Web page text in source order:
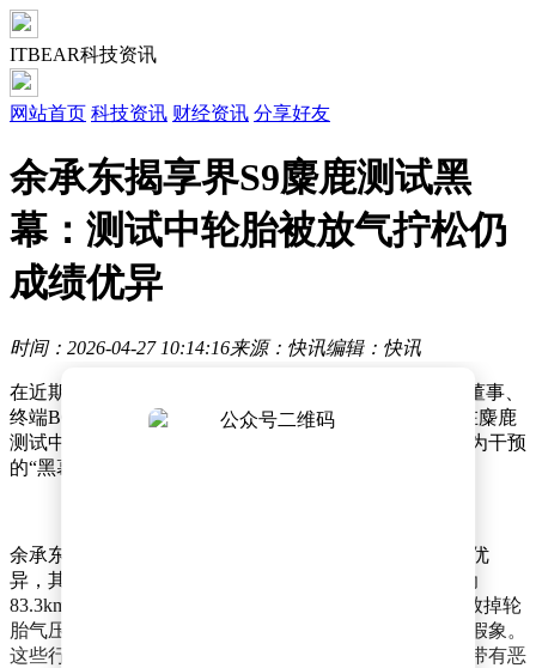
ITBEAR科技资讯
网站首页 科技资讯 财经资讯 分享好友
余承东揭享界S9麋鹿测试黑
幕：测试中轮胎被放气拧松仍
成绩优异
时间：2026-04-27 10:14:16来源：快讯编辑：快讯
在近期举办的“鸿蒙智行会客厅”直播活动中，华为常务董事、
终端BG董事长余承东首次公开回应了享界S9系列车型在麋鹿
测试中遭遇的争议事件。他直言，部分测试视频存在人为干预
的“黑幕”，严重影响了测试结果的公正性。
余承东透露，享界S9系列车型的麋鹿测试成绩实际非常优
异，其中享界S9的测试成绩达到84.1km/h，享界S9T则为
83.3km/h。然而，部分网络视频中，测试人员通过故意放掉轮
胎气压、松动甚至拆卸轮胎等手段，制造了车辆失控的假象。
这些行为并非专业机构按照国家标准进行的测试，而是带有恶